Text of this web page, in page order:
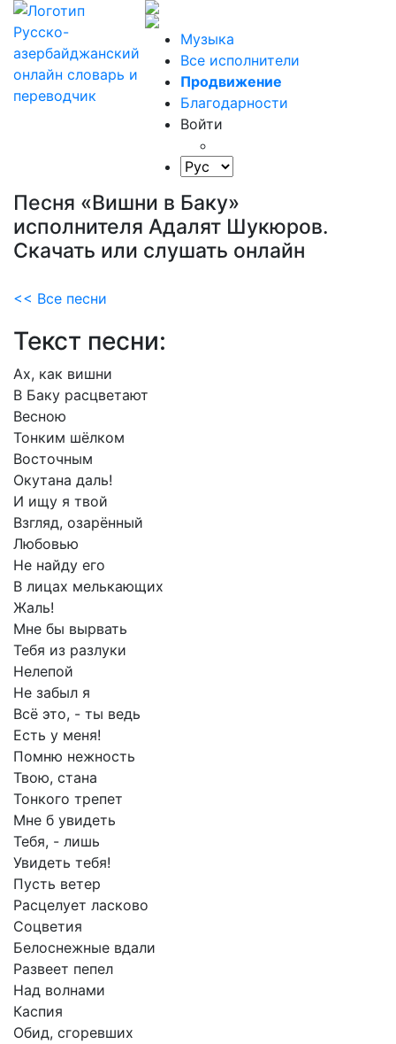
Музыка
Все исполнители
Продвижение
Благодарности
Войти
Песня «Вишни в Баку»
исполнителя Адалят Шукюров.
Скачать или слушать онлайн
<< Все песни
Текст песни:
Ах, как вишни
В Баку расцветают
Весною
Тонким шёлком
Восточным
Окутана даль!
И ищу я твой
Взгляд, озарённый
Любовью
Не найду его
В лицах мелькающих
Жаль!
Мне бы вырвать
Тебя из разлуки
Нелепой
Не забыл я
Всё это, - ты ведь
Есть у меня!
Помню нежность
Твою, стана
Тонкого трепет
Мне б увидеть
Тебя, - лишь
Увидеть тебя!
Пусть ветер
Расцелует ласково
Соцветия
Белоснежные вдали
Развеет пепел
Над волнами
Каспия
Обид, сгоревших